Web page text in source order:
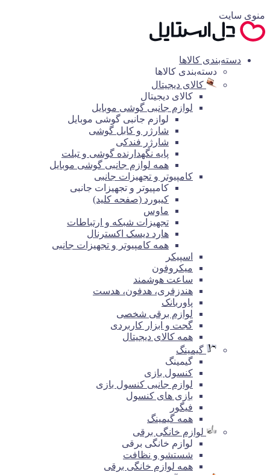
منوی سایت
دسته‌بندی کالاها
دسته‌بندی کالاها
کالای دیجیتال
کالای دیجیتال
لوازم جانبی گوشی موبایل
لوازم جانبی گوشی موبایل
شارژر و کابل گوشی
شارژر فندکی
پایه نگهدارنده گوشی و تبلت
همه لوازم جانبی گوشی موبایل
کامپیوتر و تجهیزات جانبی
کامپیوتر و تجهیزات جانبی
کیبورد (صفحه کلید)
ماوس
تجهیزات شبکه و ارتباطات
هارد دیسک اکسترنال
همه کامپیوتر و تجهیزات جانبی
اسپیکر
میکروفون
ساعت هوشمند
هندزفری، هدفون، هدست
پاوربانک
لوازم برقی شخصی
گجت و ابزار کاربردی
همه کالای دیجیتال
گیمینگ
گیمینگ
کنسول بازی
لوازم جانبی کنسول بازی
بازی های کنسول
فیگور
همه گیمینگ
لوازم خانگی برقی
لوازم خانگی برقی
شستشو و نظافت
همه لوازم خانگی برقی